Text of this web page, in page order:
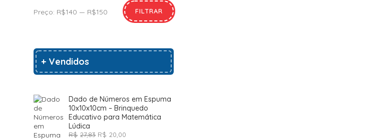
FILTRAR
Preço: R$140 — R$150
+ Vendidos
Dado de Números em Espuma
10x10x10cm – Brinquedo
Educativo para Matemática
Lúdica
R$ 27,83 O
R$ 20,00